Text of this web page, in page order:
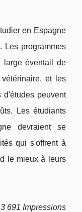
en Espagne
Les programmes
large éventail de
et les
d'études peuvent
Les étudiants
devraient se
qui s'offrent à
le mieux à leurs
691 Impressions